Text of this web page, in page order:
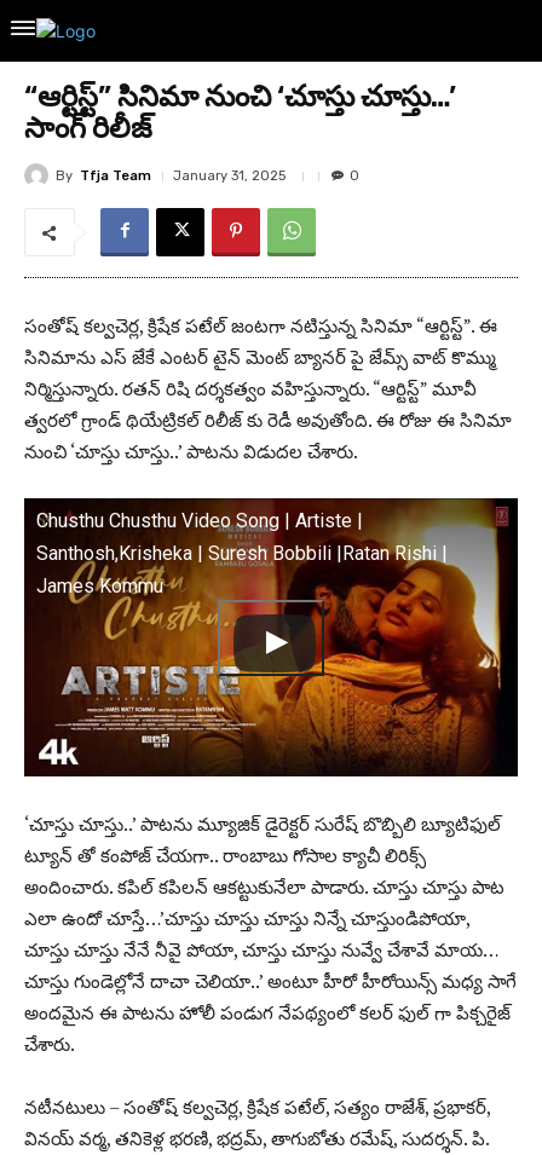
“ఆర్టిస్ట్” సినిమా నుంచి ‘చూస్తు చూస్తు…’
సాంగ్ రిలీజ్
By Tfja Team January 31, 2025 0
సంతోష్ కల్వచెర్ల, క్రిషేక పటేల్ జంటగా నటిస్తున్న సినిమా “ఆర్టిస్ట్”. ఈ
సినిమాను ఎస్ జేకే ఎంటర్ టైన్ మెంట్ బ్యానర్ పై జేమ్స్ వాట్ కొమ్ము
నిర్మిస్తున్నారు. రతన్ రిషి దర్శకత్వం వహిస్తున్నారు. “ఆర్టిస్ట్” మూవీ
త్వరలో గ్రాండ్ థియేట్రికల్ రిలీజ్ కు రెడీ అవుతోంది. ఈ రోజు ఈ సినిమా
నుంచి ‘చూస్తు చూస్తు..’ పాటను విడుదల చేశారు.
Chusthu Chusthu Video Song | Artiste |
Santhosh,Krisheka | Suresh Bobbili |Ratan Rishi |
James Kommu
‘చూస్తు చూస్తు..’ పాటను మ్యూజిక్ డైరెక్టర్ సురేష్ బొబ్బిలి బ్యూటిఫుల్
ట్యూన్ తో కంపోజ్ చేయగా.. రాంబాబు గోసాల క్యాచీ లిరిక్స్
అందించారు. కపిల్ కపిలన్ ఆకట్టుకునేలా పాడారు. చూస్తు చూస్తు పాట
ఎలా ఉందో చూస్తే…’చూస్తు చూస్తు చూస్తు నిన్నే చూస్తుండిపోయా,
చూస్తు చూస్తు నేనే నీవై పోయా, చూస్తు చూస్తు నువ్వే చేశావే మాయ…
చూస్తు గుండెల్లోనే దాచా చెలియా..’ అంటూ హీరో హీరోయిన్స్ మధ్య సాగే
అందమైన ఈ పాటను హోలీ పండుగ నేపథ్యంలో కలర్ ఫుల్ గా పిక్చరైజ్
చేశారు.
నటీనటులు – సంతోష్ కల్వచెర్ల, క్రిషేక పటేల్, సత్యం రాజేశ్, ప్రభాకర్,
వినయ్ వర్మ, తనికెళ్ల భరణి, భద్రమ్, తాగుబోతు రమేష్, సుదర్శన్. పి.